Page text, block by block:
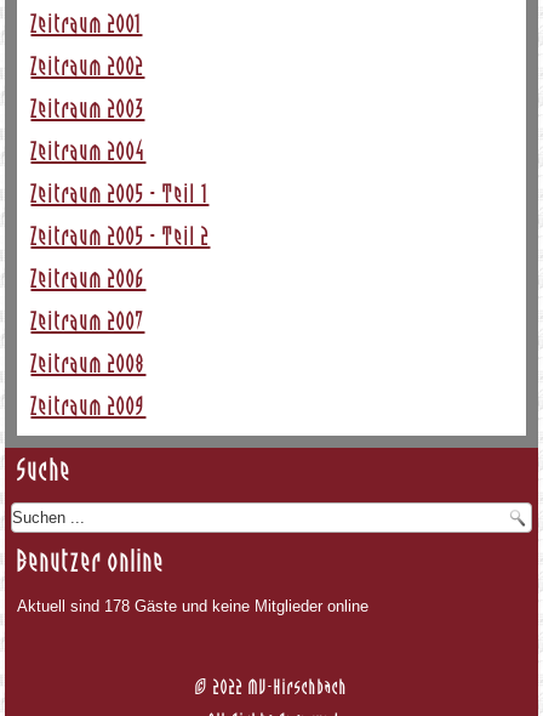
Zeitraum 2001
Zeitraum 2002
Zeitraum 2003
Zeitraum 2004
Zeitraum 2005 - Teil 1
Zeitraum 2005 - Teil 2
Zeitraum 2006
Zeitraum 2007
Zeitraum 2008
Zeitraum 2009
Suche
Benutzer online
Aktuell sind 178 Gäste und keine Mitglieder online
© 2022 MV-Hirschbach